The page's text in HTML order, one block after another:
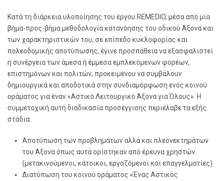
Κατά τη διάρκεια υλοποίησης του έργου REMEDIO, μέσα από μία
βήμα-προς-βήμα μεθοδολογία κατανόησης του οδικού Άξονα και
των χαρακτηριστικών του, σε επίπεδο κυκλοφορίας και
πολεοδομικής αποτύπωσης, έγινε προσπάθεια να εξασφαλιστεί
η συνέργεια των άμεσα ή έμμεσα εμπλεκόμενων φορέων,
επιστημόνων και πολιτών, προκειμένου να συμβάλουν
δημιουργικά και αποδοτικά στην συνδιαμόρφωση ενός κοινού
οράματος για έναν «Αστικό Λειτουργικό Άξονα για Όλους». Η
συμμετοχική αυτή διαδικασία προσέγγισης περιέλαβε τα εξής
στάδια:
Αποτύπωση των προβλημάτων αλλά και πλεονεκτημάτων
του Άξονα όπως αυτά ορίστηκαν από έρευνα χρηστών
(μετακινούμενοι, κάτοικοι, εργαζόμενοι και επαγγελματίες)
Διατύπωση του κοινού οράματος «Ένας Αστικός